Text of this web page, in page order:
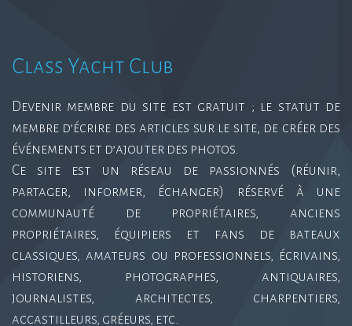
Class Yacht Club
Devenir membre du site est gratuit ; le statut de
membre d’écrire des articles sur le site, de créer des
événements et d’ajouter des photos.
Ce site est un réseau de passionnés (réunir,
partager, informer, échanger) réservé à une
communauté de propriétaires, anciens
propriétaires, équipiers et fans de bateaux
classiques, amateurs ou professionnels, écrivains,
historiens, photographes, antiquaires,
journalistes, architectes, charpentiers,
accastilleurs, gréeurs, etc.